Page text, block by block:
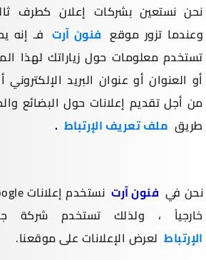
نحن نستعين بشركات إعلان كطرف
وعندما تزور موقع فنون آرت فـ إنه
تستخدم معلومات حول زياراتك لهذا
أو العنوان أو عنوان البريد
من أجل تقديم إعلانات حول البضائع
طريق ملف تعريف الإرتباط .
نحن في فنون آرت
خارجياً ، ولذلك تستخدم شركة
الإرتباط لعرض الإعلانات على موقعنا.